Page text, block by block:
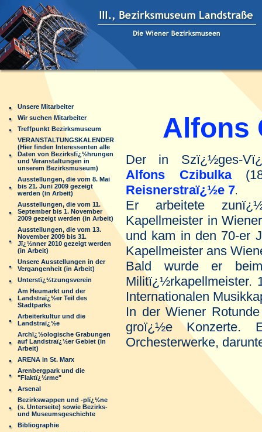
Unsere Mitarbeiter
Wir suchen Mitarbeiter
Treffpunkt Bezirksmuseum
VERANSTALTUNGSKALENDER
(Hier finden Interessenten alle
Daten von Bezirksfï¿½hrungen
und Veranstaltungen in
unserem Bezirksmuseum)
Ausstellungen, die vom 8. Mai
bis 21. Juni 2009 gezeigt
werden (in Arbeit)
Ausstellungen, die vom 11.
September bis 1. November
2009 gezeigt werden (in Arbeit)
Ausstellungen, die vom 13.
November 2009 bis 31.
Jï¿½nner 2010 gezeigt werden
(in Arbeit)
Unsere Ausstellungen in der
Vergangenheit (in Arbeit)
Unterstï¿½tzungsverein
Am Heumarkt und der
Landstraï¿½er Teil des
Stadtparks
Arbeiterkultur und die
Landstraï¿½e
Archï¿½ologische Grabungen
auf Landstraï¿½er Gebiet (in
Arbeit)
ARENA in St. Marx
Arenbergpark und die
"Flaktï¿½rme"
Arsenal
Bezirkswappen und -plï¿½ne
(s. Unterseite) sowie Bezirks-
und Museumsgeschichte
Bibliographie
Alfons
Der in Szï¿½ges-
Alfons Czibulka
Reisnerstraï¿½e 7.
Er arbeitete
Kapellmeister in
und kam in den 70-er
Kapellmeister ans
Bald wurde er
Militï¿½rkapellmeister.
Internationalen
In der Wiener
groï¿½e Konzerte.
Orchesterwerke,